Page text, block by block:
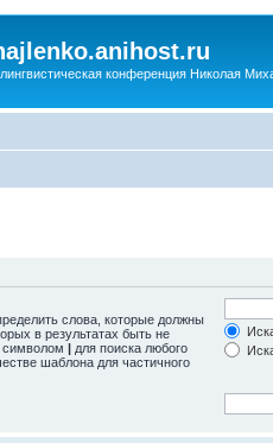
конференция Николая
слова, которые должны
в результатах быть не
символом | для поиска любого
шаблона для частичного